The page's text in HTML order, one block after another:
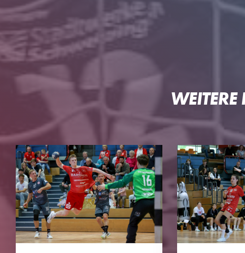
HG
DIE HG
Geschäftsstelle
Ansprechpartner
Tickets
Downloads
TEAMS
3. Liga Herren
Perspektivteam Herren
1. Damen
Bundesliga A-Jugend
HG-Torhüter-Akademie